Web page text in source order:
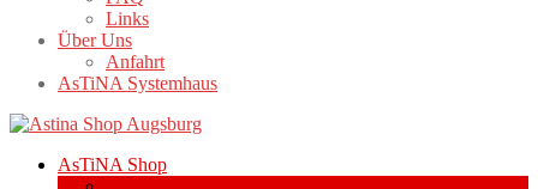
Links
Über Uns
Anfahrt
AsTiNA Systemhaus
Zur
springen
Zum
springenAsTiNA Shop